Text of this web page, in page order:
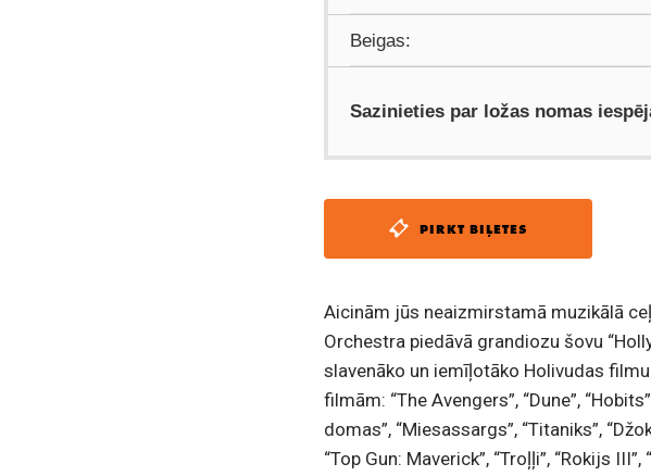
Beigas:
Sazinieties par ložas nomas
PIRKT BIĻETES
Aicinām jūs neaizmirstamā muzikālā
Orchestra piedāvā grandiozu šovu
slavenāko un iemīļotāko Holivudas
filmām: “The Avengers”, “Dune”,
domas”, “Miesassargs”, “Titaniks”,
“Top Gun: Maverick”, “Troļļi”, “Rokijs